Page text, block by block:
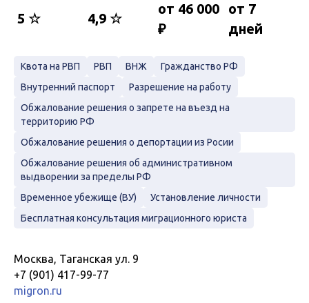
5 ☆ 4,9 ☆
от 46 000
₽
от 7
дней
Квота на РВП РВП ВНЖ
Гражданство РФ
Внутренний паспорт
Разрешение на работу
Обжалование решения о запрете на въезд на
территорию РФ
Обжалование решения о депортации из Росии
Обжалование решения об административном
выдворении за пределы РФ
Временное убежище (ВУ)
Установление личности
Бесплатная консультация миграционного юриста
Москва, Таганская ул. 9
+7 (901) 417-99-77
migron.ru